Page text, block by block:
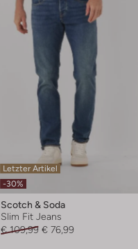
Letzter Artikel
-30%
Scotch & Soda
Slim Fit Jeans
€ 109,99 € 76,99